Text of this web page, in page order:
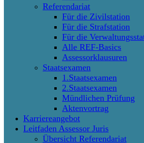
Referendariat
Für die Zivilstation
Für die Strafstation
Für die
Alle REF-Basics
Assessorklausuren
Staatsexamen
1.Staatsexamen
2.Staatsexamen
Mündlichen Prüfung
Aktenvortrag
Karriereangebot
Leitfaden Assessor Juris
Übersicht Referendariat